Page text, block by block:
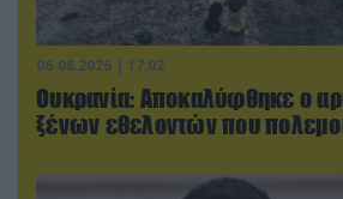
06.08.2026 | 17:02
Ουκρανία: Αποκαλύφθηκε ο
ξένων εθελοντών που